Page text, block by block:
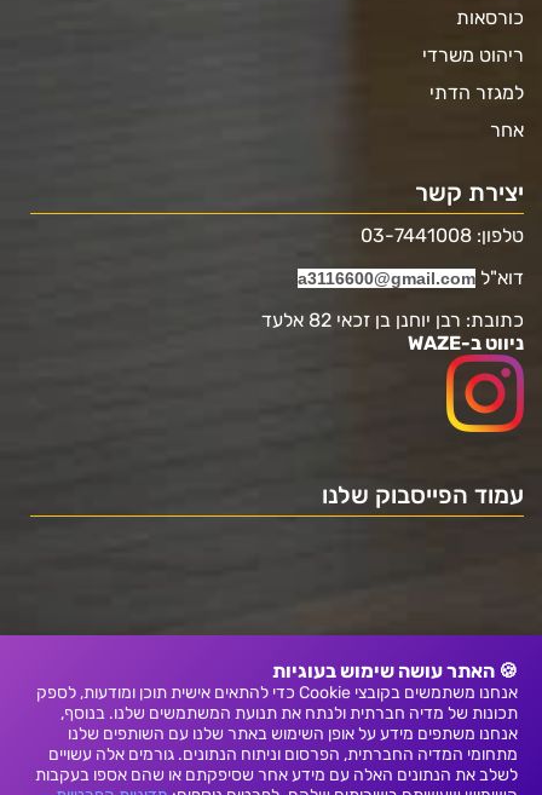
🍪 האתר עושה שימוש בעוגיות
אנחנו משתמשים בקובצי Cookie כדי להתאים אישית תוכן ומודעות, לספק
תכונות של מדיה חברתית ולנתח את תנועת המשתמשים שלנו. בנוסף,
אנחנו משתפים מידע על אופן השימוש באתר שלנו עם השותפים שלנו
מתחומי המדיה החברתית, הפרסום וניתוח הנתונים. גורמים אלה עשויים
לשלב את הנתונים האלה עם מידע אחר שסיפקתם או שהם אספו בעקבות
כורסאות
ריהוט משרדי
למגזר הדתי
אחר
יצירת קשר
טלפון: 03-7441008
דוא"ל a3116600@gmail.com
כתובת: רבן יוחנן בן זכאי 82 אלעד
ניווט ב-WAZE
עמוד הפייסבוק שלנו